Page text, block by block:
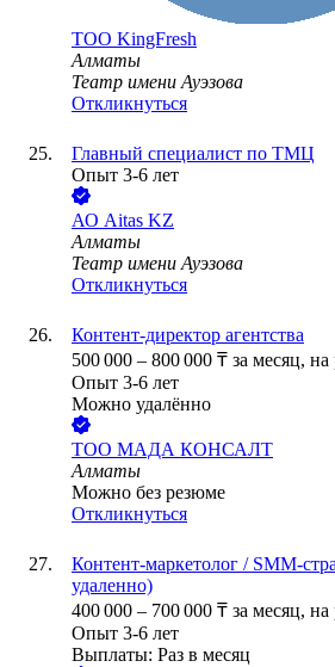
ТОО KingFresh
Алматы
Театр имени Ауэзова
Откликнуться
Главный специалист по ТМЦ
Опыт 3-6 лет
АО Aitas KZ
Алматы
Театр имени Ауэзова
Откликнуться
Контент-директор агентства
500 000 – 800 000 ₸ за месяц, на
Опыт 3-6 лет
Можно удалённо
ТОО МАДА КОНСАЛТ
Алматы
Можно без резюме
Откликнуться
Контент-маркетолог / SMM-
удаленно)
400 000 – 700 000 ₸ за месяц, на
Опыт 3-6 лет
Выплаты: Раз в месяц